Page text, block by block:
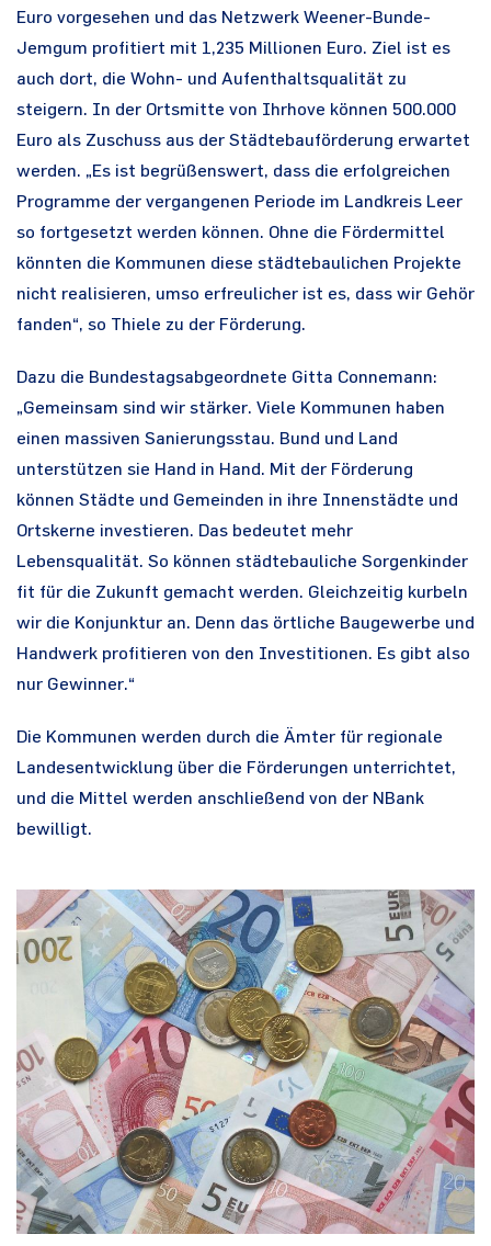
Euro vorgesehen und das Netzwerk Weener-Bunde-
Jemgum profitiert mit 1,235 Millionen Euro. Ziel ist es
auch dort, die Wohn- und Aufenthaltsqualität zu
steigern. In der Ortsmitte von Ihrhove können 500.000
Euro als Zuschuss aus der Städtebauförderung erwartet
werden. „Es ist begrüßenswert, dass die erfolgreichen
Programme der vergangenen Periode im Landkreis Leer
so fortgesetzt werden können. Ohne die Fördermittel
könnten die Kommunen diese städtebaulichen Projekte
nicht realisieren, umso erfreulicher ist es, dass wir Gehör
fanden“, so Thiele zu der Förderung.
Dazu die Bundestagsabgeordnete Gitta Connemann:
„Gemeinsam sind wir stärker. Viele Kommunen haben
einen massiven Sanierungsstau. Bund und Land
unterstützen sie Hand in Hand. Mit der Förderung
können Städte und Gemeinden in ihre Innenstädte und
Ortskerne investieren. Das bedeutet mehr
Lebensqualität. So können städtebauliche Sorgenkinder
fit für die Zukunft gemacht werden. Gleichzeitig kurbeln
wir die Konjunktur an. Denn das örtliche Baugewerbe und
Handwerk profitieren von den Investitionen. Es gibt also
nur Gewinner.“
Die Kommunen werden durch die Ämter für regionale
Landesentwicklung über die Förderungen unterrichtet,
und die Mittel werden anschließend von der NBank
bewilligt.